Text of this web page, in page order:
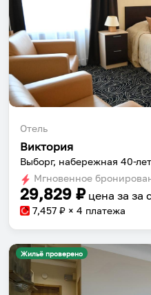
Отель
Виктория
Выборг, набережная 40-
Мгновенное
29,829 ₽ цена за за
7,457 ₽ × 4 платежа
Жильё проверено